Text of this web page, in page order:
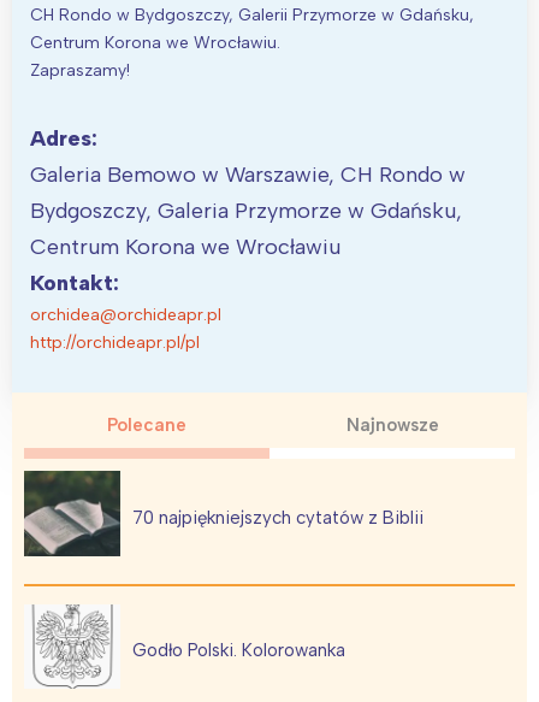
CH Rondo w Bydgoszczy, Galerii Przymorze w Gdańsku,
Centrum Korona we Wrocławiu.
Zapraszamy!
Adres:
Galeria Bemowo w Warszawie, CH Rondo w
Bydgoszczy, Galeria Przymorze w Gdańsku,
Centrum Korona we Wrocławiu
Kontakt:
orchidea@orchideapr.pl
http://orchideapr.pl/pl
Polecane Najnowsze
70 najpiękniejszych cytatów z Biblii
Godło Polski. Kolorowanka